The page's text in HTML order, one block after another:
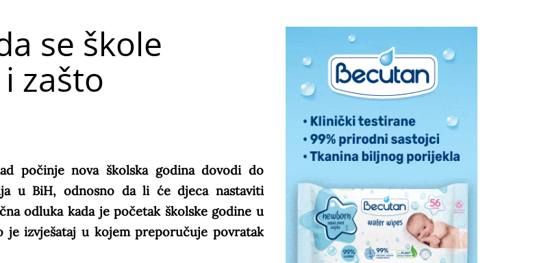
se škole
zašto
počinje nova školska godina dovodi do
u BiH, odnosno da li će djeca nastaviti
odluka kada je početak školske godine u
je izvješataj u kojem preporučuje povratak